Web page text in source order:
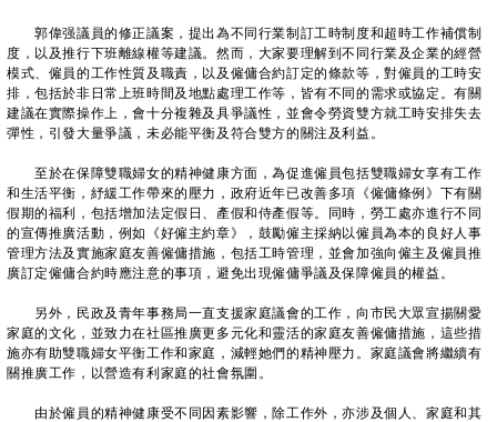
郭偉强議員的修正議案，提出為不同行業制訂工時制度和超時工作補償制
度，以及推行下班離線權等建議。然而，大家要理解到不同行業及企業的經營
模式、僱員的工作性質及職責，以及僱傭合約訂定的條款等，對僱員的工時安
排，包括於非日常上班時間及地點處理工作等，皆有不同的需求或協定。有關
建議在實際操作上，會十分複雜及具爭議性，並會令勞資雙方就工時安排失去
彈性，引發大量爭議，未必能平衡及符合雙方的關注及利益。
至於在保障雙職婦女的精神健康方面，為促進僱員包括雙職婦女享有工作
和生活平衡，紓緩工作帶來的壓力，政府近年已改善多項《僱傭條例》下有關
假期的福利，包括增加法定假日、產假和侍產假等。同時，勞工處亦進行不同
的宣傳推廣活動，例如《好僱主約章》，鼓勵僱主採納以僱員為本的良好人事
管理方法及實施家庭友善僱傭措施，包括工時管理，並會加強向僱主及僱員推
廣訂定僱傭合約時應注意的事項，避免出現僱傭爭議及保障僱員的權益。
另外，民政及青年事務局一直支援家庭議會的工作，向市民大眾宣揚關愛
家庭的文化，並致力在社區推廣更多元化和靈活的家庭友善僱傭措施，這些措
施亦有助雙職婦女平衡工作和家庭，減輕她們的精神壓力。家庭議會將繼續有
關推廣工作，以營造有利家庭的社會氛圍。
由於僱員的精神健康受不同因素影響，除工作外，亦涉及個人、家庭和其